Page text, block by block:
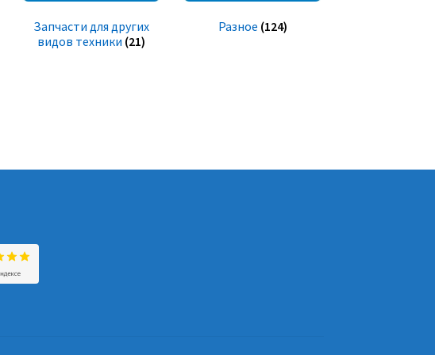
Запчасти для других
видов техники (21)
Разное (124)